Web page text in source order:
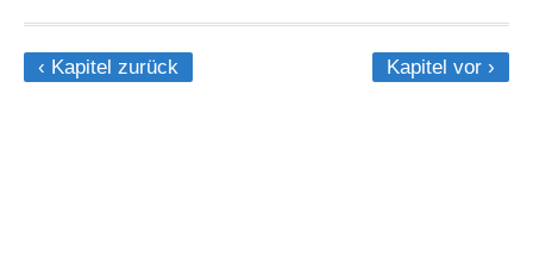
‹ Kapitel zurück Kapitel vor ›